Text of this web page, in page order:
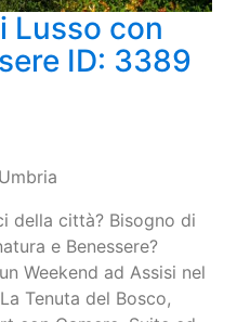
Lusso con
ID: 3389
della città? Bisogno di
e Benessere?
Weekend ad Assisi nel
Tenuta del Bosco,